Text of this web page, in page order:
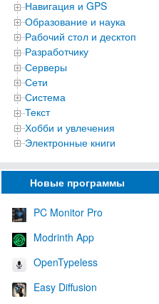
Навигация и GPS
Образование и наука
Рабочий стол и десктоп
Разработчику
Серверы
Сети
Система
Текст
Хобби и увлечения
Электронные книги
Новые программы
PC Monitor Pro
Modrinth App
OpenTypeless
Easy Diffusion